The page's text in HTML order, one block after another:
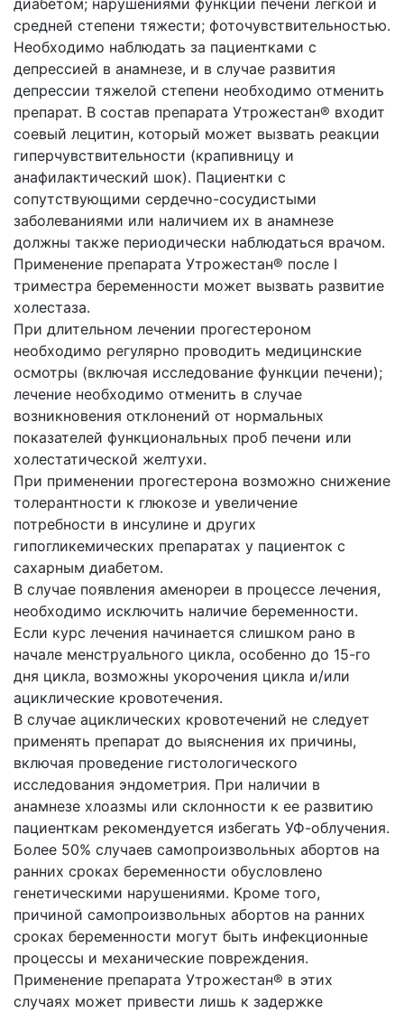
диабетом; нарушениями функции печени легкой и
средней степени тяжести; фоточувствительностью.
Необходимо наблюдать за пациентками с
депрессией в анамнезе, и в случае развития
депрессии тяжелой степени необходимо отменить
препарат. В состав препарата Утрожестан® входит
соевый лецитин, который может вызвать реакции
гиперчувствительности (крапивницу и
анафилактический шок). Пациентки с
сопутствующими сердечно-сосудистыми
заболеваниями или наличием их в анамнезе
должны также периодически наблюдаться врачом.
Применение препарата Утрожестан® после I
триместра беременности может вызвать развитие
холестаза.
При длительном лечении прогестероном
необходимо регулярно проводить медицинские
осмотры (включая исследование функции печени);
лечение необходимо отменить в случае
возникновения отклонений от нормальных
показателей функциональных проб печени или
холестатической желтухи.
При применении прогестерона возможно снижение
толерантности к глюкозе и увеличение
потребности в инсулине и других
гипогликемических препаратах у пациенток с
сахарным диабетом.
В случае появления аменореи в процессе лечения,
необходимо исключить наличие беременности.
Если курс лечения начинается слишком рано в
начале менструального цикла, особенно до 15-го
дня цикла, возможны укорочения цикла и/или
ациклические кровотечения.
В случае ациклических кровотечений не следует
применять препарат до выяснения их причины,
включая проведение гистологического
исследования эндометрия. При наличии в
анамнезе хлоазмы или склонности к ее развитию
пациенткам рекомендуется избегать УФ-облучения.
Более 50% случаев самопроизвольных абортов на
ранних сроках беременности обусловлено
генетическими нарушениями. Кроме того,
причиной самопроизвольных абортов на ранних
сроках беременности могут быть инфекционные
процессы и механические повреждения.
Применение препарата Утрожестан® в этих
случаях может привести лишь к задержке